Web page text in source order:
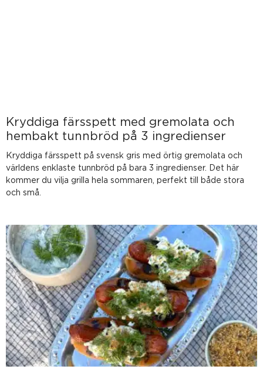
Kryddiga färsspett med gremolata och
hembakt tunnbröd på 3 ingredienser
Kryddiga färsspett på svensk gris med örtig gremolata och
världens enklaste tunnbröd på bara 3 ingredienser. Det här
kommer du vilja grilla hela sommaren, perfekt till både stora
och små.